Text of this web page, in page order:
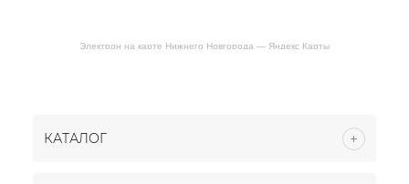
Электрон на карте Нижнего Новгорода — Яндекс Карты
КАТАЛОГ